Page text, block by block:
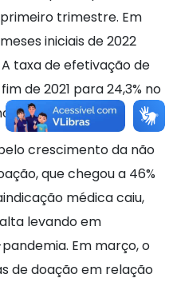
trimestre. Em
iniciais de 2022
taxa de efetivação de
de 2021 para 24,3% no
crescimento da não
que chegou a 46%
médica caiu,
levando em
Em março, o
de doação em relação